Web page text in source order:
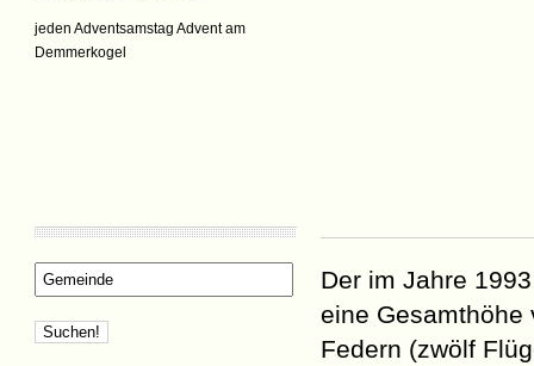
jeden Adventsamstag Advent am
Demmerkogel
Der im Jahre
eine Gesamthöhe
Federn (zwölf